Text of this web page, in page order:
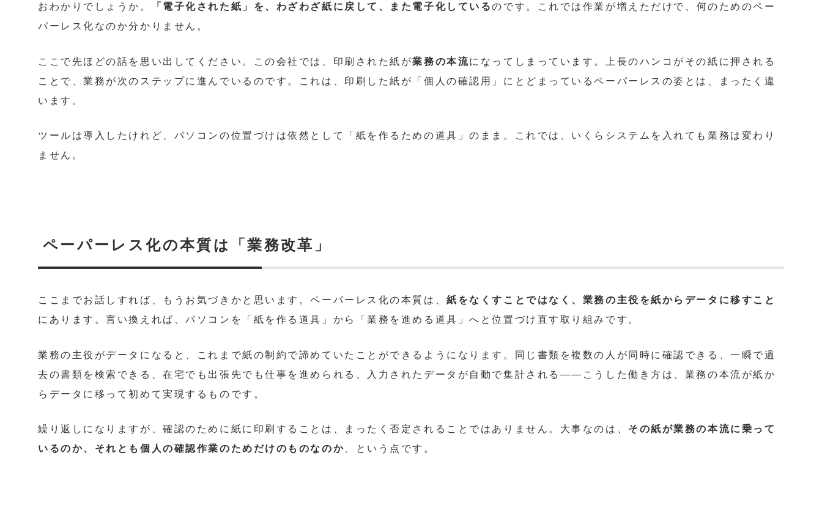
おわかりでしょうか。 「電子化された紙」を、わざわざ紙に戻して、また電子化しているのです。これでは作業が増えただけで、何のためのペー
パーレス化なのか分かりません。
ここで先ほどの話を思い出してください。この会社では、印刷された紙が業務の本流になってしまっています。上長のハンコがその紙に押される
ことで、業務が次のステップに進んでいるのです。これは、印刷した紙が「個人の確認用」にとどまっているペーパーレスの姿とは、まったく違
います。
ツールは導入したけれど、パソコンの位置づけは依然として「紙を作るための道具」のまま。これでは、いくらシステムを入れても業務は変わり
ません。
ペーパーレス化の本質は「業務改革」
ここまでお話しすれば、もうお気づきかと思います。ペーパーレス化の本質は、紙をなくすことではなく、業務の主役を紙からデータに移すこと
にあります。言い換えれば、パソコンを「紙を作る道具」から「業務を進める道具」へと位置づけ直す取り組みです。
業務の主役がデータになると、これまで紙の制約で諦めていたことができるようになります。同じ書類を複数の人が同時に確認できる、一瞬で過
去の書類を検索できる、在宅でも出張先でも仕事を進められる、入力されたデータが自動で集計される――こうした働き方は、業務の本流が紙か
らデータに移って初めて実現するものです。
繰り返しになりますが、確認のために紙に印刷することは、まったく否定されることではありません。大事なのは、 その紙が業務の本流に乗って
いるのか、それとも個人の確認作業のためだけのものなのか 、という点です。